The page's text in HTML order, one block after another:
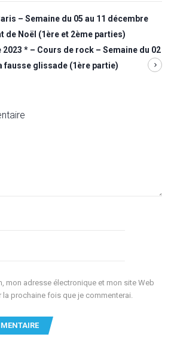
– Semaine du 05 au 11 décembre
de Noël (1ère et 2ème parties)
* – Cours de rock – Semaine du 02
fausse glissade (1ère partie)
mon adresse électronique et mon site Web
prochaine fois que je commenterai.